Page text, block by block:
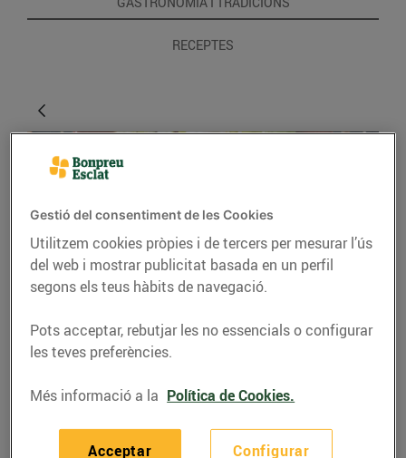
RECEPTES
El xató: l'amanida
catalana de l'hivern
Gestió del consentiment de les Cookies
Utilitzem cookies pròpies i de tercers per mesurar l’ús
del web i mostrar publicitat basada en un perfil
segons els teus hàbits de navegació.
Pots acceptar, rebutjar les no essencials o configurar
les teves preferències.
Més informació a la Política de Cookies.
Configurar
Acceptar